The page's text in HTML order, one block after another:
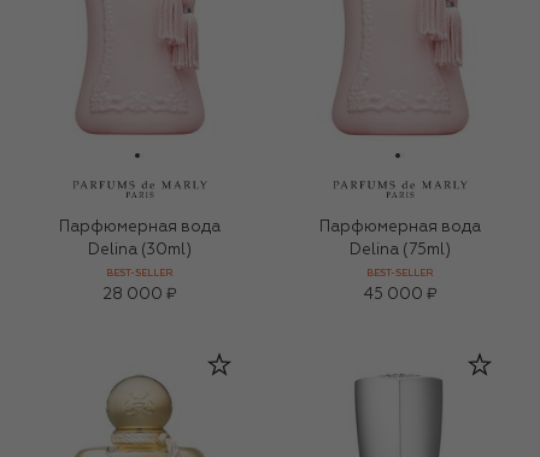
Парфюмерная вода
Delina (30ml)
BEST-SELLER
28 000 ₽
Парфюмерная вода
Delina (75ml)
BEST-SELLER
45 000 ₽